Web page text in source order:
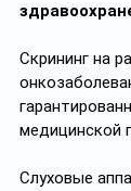
Скрининг на
медицинской
Слуховые